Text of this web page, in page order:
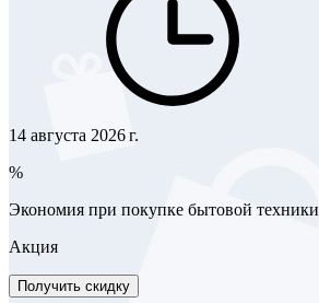
14 августа 2026 г.
%
Экономия при покупке бытовой техники
Акция
Получить скидку